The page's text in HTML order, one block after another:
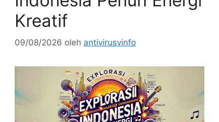
Kreatif
09/08/2026 oleh antivirusvinfo